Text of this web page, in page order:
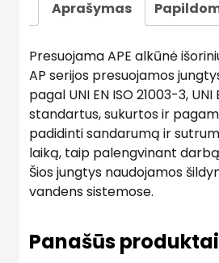
Aprašymas
Presuojama APE alkūnė
AP serijos presuojamos
pagal UNI EN ISO 21003-3, UNI
standartus, sukurtos ir
padidinti sandarumą ir
laiką, taip palengvinant
Šios jungtys naudojamos
vandens sistemose.
Panašūs produktai